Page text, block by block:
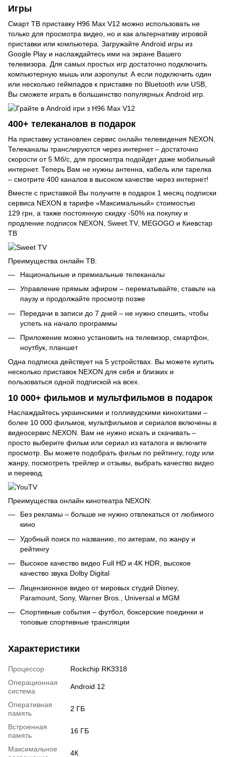
Игры
Смарт ТВ приставку H96 Max V12 можно использовать не
только для просмотра видео, но и как альтернативу игровой
приставки или компьютера. Загружайте Android игры из
Google Play и наслаждайтесь ими на экране Вашего
телевизора. Для самых простых игр достаточно подключить
компьютерную мышь или аэропульт. А если подключить один
или несколько геймпадов к приставке по Bluetooth или USB,
Вы сможете играть в большинство популярных Android игр.
400+ телеканалов в подарок
На приставку установлен сервис онлайн телевидения NEXON.
Телеканалы транслируются через интернет – достаточно
скорости от 5 Мб/с, для просмотра подойдет даже мобильный
интернет. Теперь Вам не нужны антенна, кабель или тарелка
– смотрите 400 каналов в высоком качестве через интернет!
Вместе с приставкой Вы получите в подарок 1 месяц подписки
сервиса NEXON в тарифе «Максимальный» стоимостью
129 грн, а также постоянную скидку -50% на покупку и
продление подписок NEXON, Sweet.TV, MEGOGO и Киевстар
ТВ
Преимущества онлайн ТВ:
Национальные и премиальные телеканалы
Управление прямым эфиром – перематывайте, ставьте на
паузу и продолжайте просмотр позже
Передачи в записи до 7 дней – не нужно спешить, чтобы
успеть на начало программы
Приложение можно установить на телевизор, смартфон,
ноутбук, планшет
Одна подписка действует на 5 устройствах. Вы можете купить
несколько приставок NEXON для себя и близких и
пользоваться одной подпиской на всех.
10 000+ фильмов и мультфильмов в подарок
Наслаждайтесь украинскими и голливудскими кинохитами –
более 10 000 фильмов, мультфильмов и сериалов включены в
видеосервис NEXON. Вам не нужно искать и скачивать –
просто выберите фильм или сериал из каталога и включите
просмотр. Вы можете подобрать фильм по рейтингу, году или
жанру, посмотреть трейлер и отзывы, выбрать качество видео
и перевод.
Преимущества онлайн кинотеатра NEXON:
Без рекламы – больше не нужно отвлекаться от любимого
кино
Удобный поиск по названию, по актерам, по жанру и
рейтингу
Высокое качество видео Full HD и 4K HDR, высокое
качество звука Dolby Digital
Лицензионное видео от мировых студий Disney,
Paramount, Sony, Warner Bros., Universal и MGM
Спортивные события – футбол, боксерские поединки и
топовые спортивные трансляции
Характеристики
Процессор
Rockchip RK3318
Операционная
система
Android 12
Оперативная
память
2 ГБ
Встроенная
память
16 ГБ
Максимальное
4К